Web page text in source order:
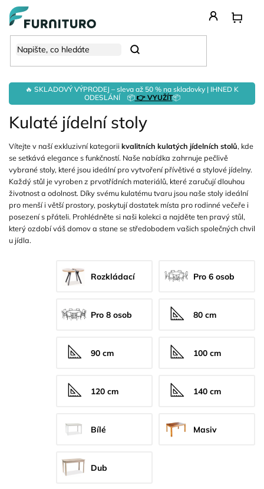
Přejít
obsah
🔥 SKLADOVÝ VÝPRODEJ – sleva až 50 % na skladovky | IHNED K
ODESLÁNÍ 📦👉 VYUŽÍT📦
Hledat
Kulaté jídelní stoly
Vítejte v naší exkluzivní kategoriikvalitních kulatých jídelních stolů, kde
se setkává elegance s funkčností. Naše nabídka zahrnuje pečlivě
vybrané stoly, které jsou ideální pro vytvoření přívětivé a stylové jídelny.
Každý stůl je vyroben z prvotřídních materiálů, které zaručují dlouhou
životnost a odolnost. Díky svému kulatému tvaru jsou naše stoly ideální
pro menší i větší prostory, poskytují dostatek místa pro rodinné večeře i
posezení s přáteli. Prohlédněte si naši kolekci a najděte ten pravý stůl,
který ozdobí váš domov a stane se středobodem vašich společných chvil
u jídla.
Rozkládací Pro 6 osob
Pro 8 osob 80 cm
90 cm 100 cm
120 cm 140 cm
Bílé Masiv
Dub